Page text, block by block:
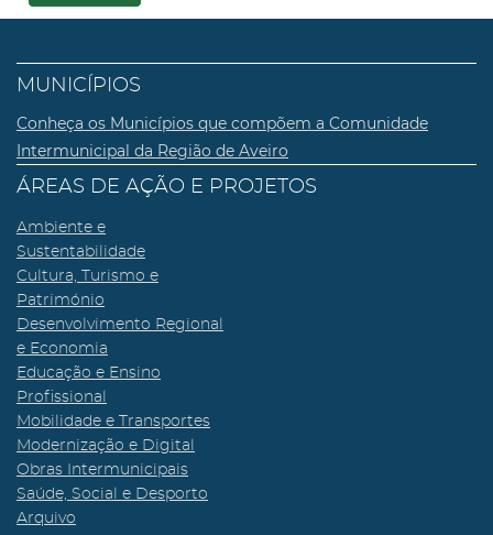
MUNICÍPIOS
Conheça os Municípios que compõem a Comunidade
Intermunicipal da Região de Aveiro
ÁREAS DE AÇÃO E PROJETOS
Ambiente e
Sustentabilidade
Cultura, Turismo e
Património
Desenvolvimento Regional
e Economia
Educação e Ensino
Profissional
Mobilidade e Transportes
Modernização e Digital
Obras Intermunicipais
Saúde, Social e Desporto
Arquivo